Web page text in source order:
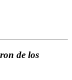
de los